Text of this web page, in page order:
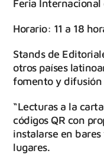
Feria
Horario: 11 a 18
Stands de
otros países
fomento y
“Lecturas a la
códigos QR con
instalarse en
lugares.